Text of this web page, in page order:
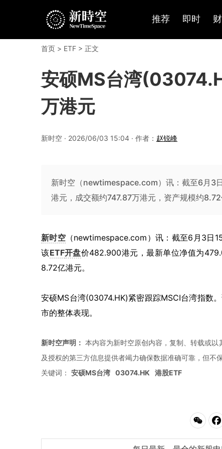
推荐 即时
首页 > ETF > 正文
安硕MS台湾
万港元
新时空 · 2026/06/03 15:04 · 作者： 赵锐峰
新时空（newtimespace.com）讯：截至6月3
港元，成交额约747.87万港元，资产规模约8.72
新时空 （newtimespace.com）讯：截至6月3日
该ETF开盘价482.900港元，最新单位净值为
8.72亿港元。
安硕MS台湾(03074.HK)紧密跟踪MSCI台湾指数
市的整体表现。
新时空声明： 本内容为新时空原创内容，复制、转载或以
及授权的第三方信息提供者竭力确保数据准确可靠，但不
关键词： 安硕MS台湾 03074.HK 港股ETF